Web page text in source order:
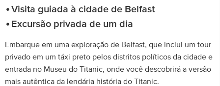
Visita guiada à cidade de Belfast
Excursão privada de um dia
Embarque em uma exploração de Belfast, que inclui um tour
privado em um táxi preto pelos distritos políticos da cidade e
entrada no Museu do Titanic, onde você descobrirá a versão
mais autêntica da lendária história do Titanic.